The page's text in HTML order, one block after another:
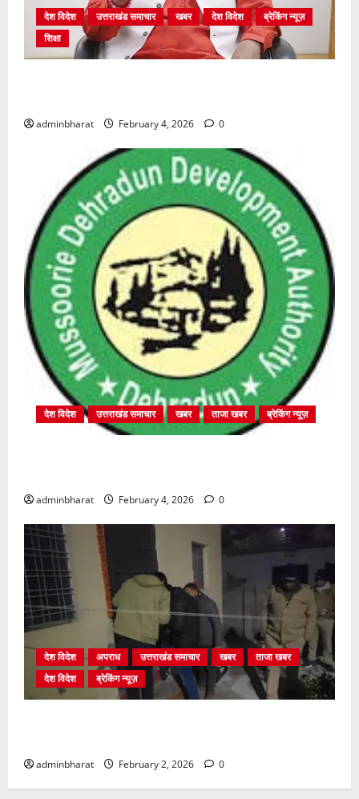
देश विदेश उत्तराखंड समाचार खबर देश विदेश
ब्रेकिंग न्यूज़
शिक्षा
adminbharat February 4, 2026 0
देश विदेश उत्तराखंड समाचार खबर ताजा खबर ब्रेकिंग न्यूज़
adminbharat February 4, 2026 0
देश विदेश अपराध उत्तराखंड समाचार खबर
ताजा खबर
देश विदेश
ब्रेकिंग न्यूज़
adminbharat February 2, 2026 0